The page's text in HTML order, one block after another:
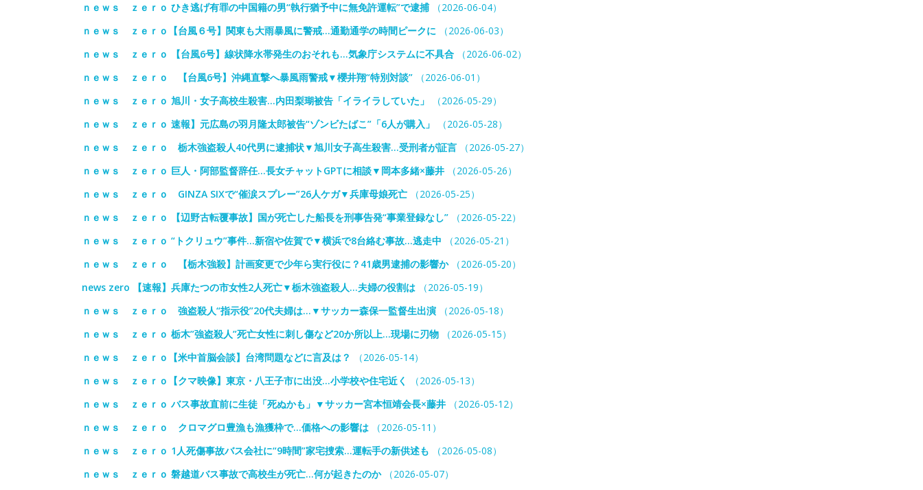
ｎｅｗｓ ｚｅｒｏ ひき逃げ有罪の中国籍の男“執行猶予中に無免許運転”で逮捕（2026-06-04）
ｎｅｗｓ ｚｅｒｏ【台風６号】関東も大雨暴風に警戒…通勤通学の時間ピークに （2026-06-03）
ｎｅｗｓ ｚｅｒｏ 【台風6号】線状降水帯発生のおそれも…気象庁システムに不具合 （2026-06-02）
ｎｅｗｓ ｚｅｒｏ 【台風6号】沖縄直撃へ暴風雨警戒▼櫻井翔“特別対談” （2026-06-01）
ｎｅｗｓ ｚｅｒｏ 旭川・女子高校生殺害…内田梨瑚被告「イライラしていた」
（2026-05-29）
ｎｅｗｓ ｚｅｒｏ 速報】元広島の羽月隆太郎被告“ゾンビたばこ”「6人が購入」
（2026-05-28）
ｎｅｗｓ ｚｅｒｏ 栃木強盗殺人40代男に逮捕状▼旭川女子高生殺害…受刑者が証言 （2026-05-27）
ｎｅｗｓ ｚｅｒｏ 巨人・阿部監督辞任…長女チャットGPTに相談▼岡本多緒×藤井 （2026-05-26）
ｎｅｗｓ ｚｅｒｏ GINZA SIXで“催涙スプレー”26人ケガ▼兵庫母娘死亡 （2026-05-25）
ｎｅｗｓ ｚｅｒｏ 【辺野古転覆事故】国が死亡した船長を刑事告発“事業登録なし” （2026-05-22）
ｎｅｗｓ ｚｅｒｏ “トクリュウ”事件…新宿や佐賀で▼横浜で8台絡む事故…逃走中 （2026-05-21）
ｎｅｗｓ ｚｅｒｏ 【栃木強殺】計画変更で少年ら実行役に？41歳男逮捕の影響か（2026-05-20）
news zero 【速報】兵庫たつの市女性2人死亡▼栃木強盗殺人…夫婦の役割は （2026-05-19）
ｎｅｗｓ ｚｅｒｏ 強盗殺人“指示役”20代夫婦は…▼サッカー森保一監督生出演 （2026-05-18）
ｎｅｗｓ ｚｅｒｏ 栃木”強盗殺人”死亡女性に刺し傷など20か所以上…現場に刃物 （2026-05-15）
ｎｅｗｓ ｚｅｒｏ【米中首脳会談】台湾問題などに言及は？
（2026-05-14）
ｎｅｗｓ ｚｅｒｏ【クマ映像】東京・八王子市に出没…小学校や住宅近く
（2026-05-13）
ｎｅｗｓ ｚｅｒｏ バス事故直前に生徒「死ぬかも」▼サッカー宮本恒靖会長×藤井 （2026-05-12）
ｎｅｗｓ ｚｅｒｏ クロマグロ豊漁も漁獲枠で…価格への影響は （2026-05-11）
ｎｅｗｓ ｚｅｒｏ 1人死傷事故バス会社に“9時間”家宅捜索…運転手の新供述も （2026-05-08）
ｎｅｗｓ ｚｅｒｏ 磐越道バス事故で高校生が死亡…何が起きたのか（2026-05-07）